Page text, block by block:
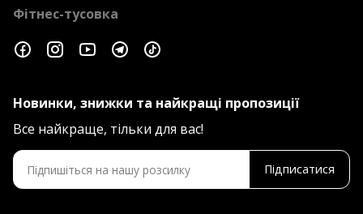
Фітнес-тусовка
Новинки, знижки та найкращі пропозиції
Все найкраще, тільки для вас!
Підписатися